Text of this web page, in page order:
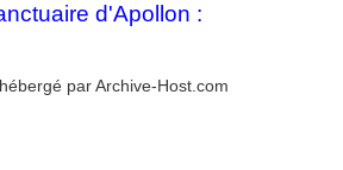
d'Apollon :